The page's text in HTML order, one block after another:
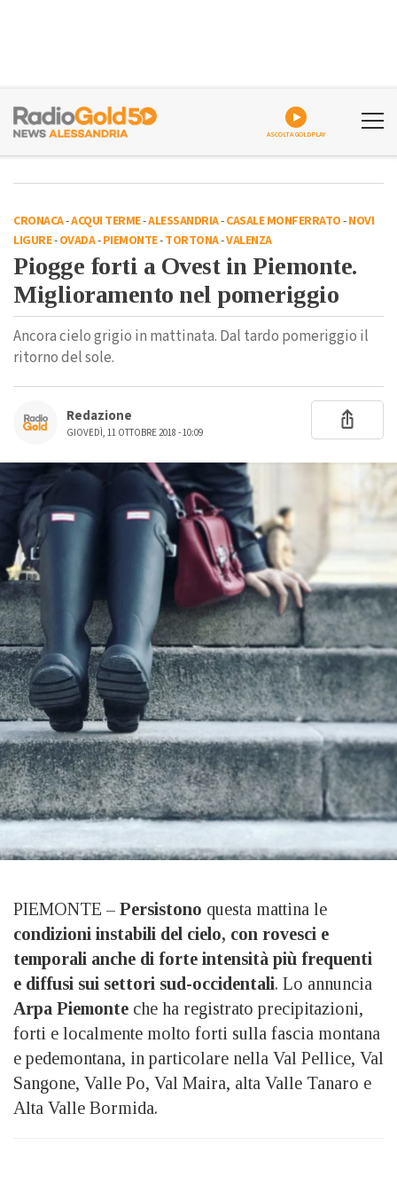
ASCOLTA GOLDPLAY
CRONACA-ACQUI TERME-ALESSANDRIA-CASALE MONFERRATO-NOVI
LIGURE-OVADA-PIEMONTE-TORTONA-VALENZA
Piogge forti a Ovest in Piemonte.
Miglioramento nel pomeriggio
Ancora cielo grigio in mattinata. Dal tardo pomeriggio il
ritorno del sole.
Redazione
GIOVEDÌ, 11 OTTOBRE 2018 - 10:09
PIEMONTE – Persistono questa mattina le
condizioni instabili del cielo, con rovesci e
temporali anche di forte intensità più frequenti
e diffusi sui settori sud-occidentali. Lo annuncia
Arpa Piemonte che ha registrato precipitazioni,
forti e localmente molto forti sulla fascia montana
e pedemontana, in particolare nella Val Pellice, Val
Sangone, Valle Po, Val Maira, alta Valle Tanaro e
Alta Valle Bormida.